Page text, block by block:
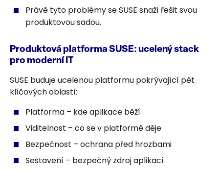
Právě tyto problémy se SUSE snaží řešit svou
produktovou sadou.
Produktová platforma SUSE: ucelený stack
pro moderní IT
SUSE buduje ucelenou platformu pokrývající pět
klíčových oblastí:
Platforma – kde aplikace běží
Viditelnost – co se v platformě děje
Bezpečnost – ochrana před hrozbami
Sestavení – bezpečný zdroj aplikací